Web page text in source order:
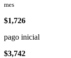
mes
$1,726
pago inicial
$3,742